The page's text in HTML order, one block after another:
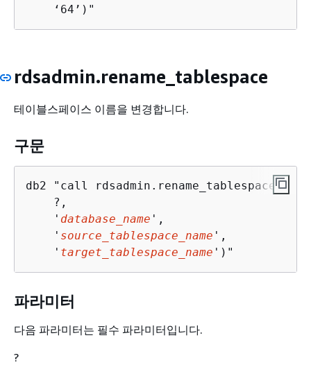
    ‘64’)"
rdsadmin.rename_tablespace
테이블스페이스 이름을 변경합니다.
구문
db2 "call rdsadmin.rename_tablespace(
    ?,
    '
database_name ',
    '
source_tablespace_name ',
    '
target_tablespace_name ')"
파라미터
다음 파라미터는 필수 파라미터입니다.
?